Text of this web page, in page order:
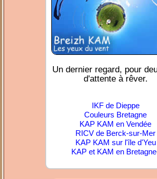
Un dernier regard, pour
d'attente à rêver.
IKF de Dieppe
Couleurs Bretagne
KAP KAM en Vendée
RICV de Berck-sur-Mer
KAP KAM sur l'île d'Yeu
KAP et KAM en Bretagne